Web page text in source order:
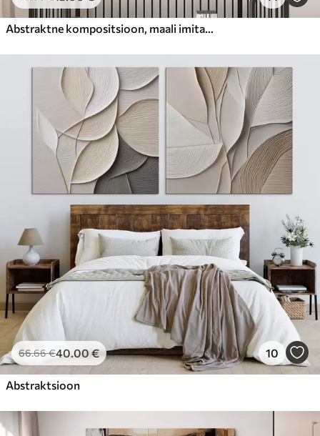
Abstraktne kompositsioon, maali imitatsioon
66.66€40.00€ 10
Abstraktsioon